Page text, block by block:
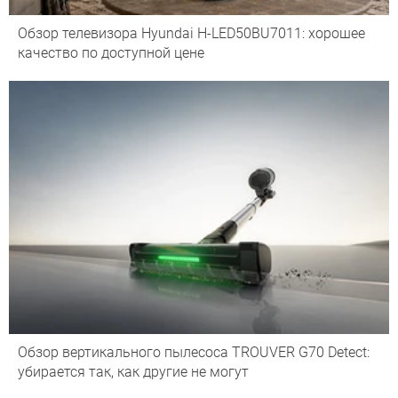
Обзор телевизора Hyundai H-LED50BU7011: хорошее
качество по доступной цене
Обзор вертикального пылесоса TROUVER G70 Detect:
убирается так, как другие не могут